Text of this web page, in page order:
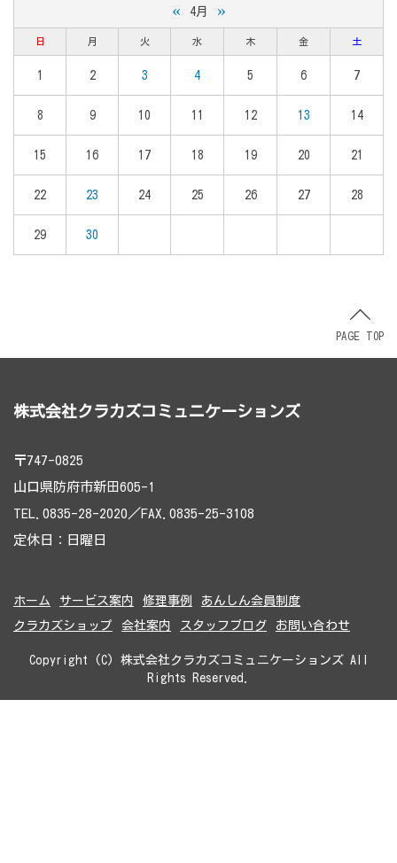
« 4月 »
日 月 火 水 木 金 土
1 2 3 4 5 6 7
8 9 10 11 12 13 14
15 16 17 18 19 20 21
22 23 24 25 26 27 28
29 30
PAGE TOP
株式会社クラカズコミュニケーションズ
〒747-0825
山口県防府市新田605-1
TEL.0835-28-2020／FAX.0835-25-3108
定休日：日曜日
ホーム サービス案内 修理事例
あんしん会員制度
クラカズショップ
会社案内 スタッフブログ お問い合わせ
Copyright (C) 株式会社クラカズコミュニケーションズ All
Rights Reserved.